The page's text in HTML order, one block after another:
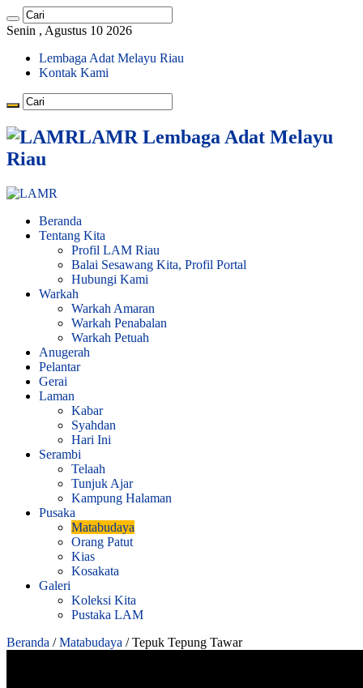
Senin , Agustus 10 2026
Lembaga Adat Melayu Riau
Kontak Kami
LAMR Lembaga Adat Melayu
Riau
Beranda
Tentang Kita
Profil LAM Riau
Balai Sesawang Kita, Profil Portal
Hubungi Kami
Warkah
Warkah Amaran
Warkah Penabalan
Warkah Petuah
Anugerah
Pelantar
Gerai
Laman
Kabar
Syahdan
Hari Ini
Serambi
Telaah
Tunjuk Ajar
Kampung Halaman
Pusaka
Matabudaya
Orang Patut
Kias
Kosakata
Galeri
Koleksi Kita
Pustaka LAM
Beranda / Matabudaya / Tepuk Tepung Tawar